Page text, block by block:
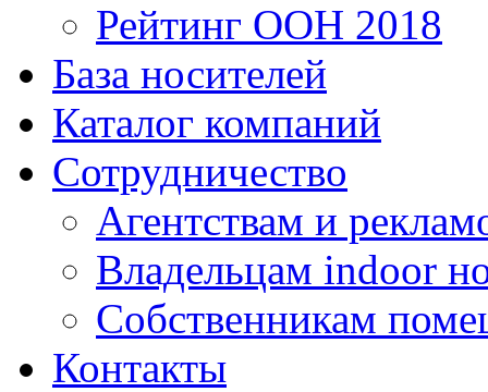
Рейтинг OOH 2018
База носителей
Каталог компаний
Сотрудничество
Агентствам и
Владельцам indoor
Собственникам
Контакты